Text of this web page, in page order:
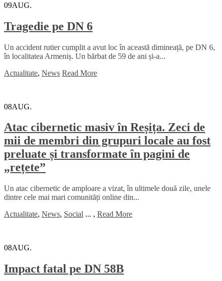
09AUG.
Tragedie pe DN 6
Un accident rutier cumplit a avut loc în această dimineață, pe DN 6,
în localitatea Armeniș. Un bărbat de 59 de ani și-a...
Actualitate, News Read More
08AUG.
Atac cibernetic masiv în Reșița. Zeci de
mii de membri din grupuri locale au fost
preluate și transformate în pagini de
„rețete”
Un atac cibernetic de amploare a vizat, în ultimele două zile, unele
dintre cele mai mari comunități online din...
Actualitate, News, Social ... , Read More
08AUG.
Impact fatal pe DN 58B